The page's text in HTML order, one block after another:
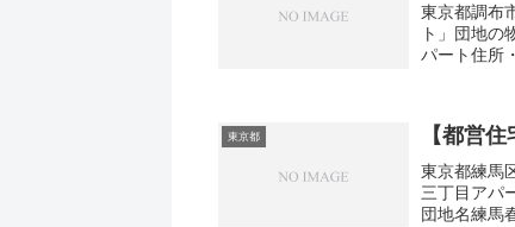
東京都調布
ト」団地
パート住所
東京都 【都営
東京都練馬
三丁目アパ
団地名練馬